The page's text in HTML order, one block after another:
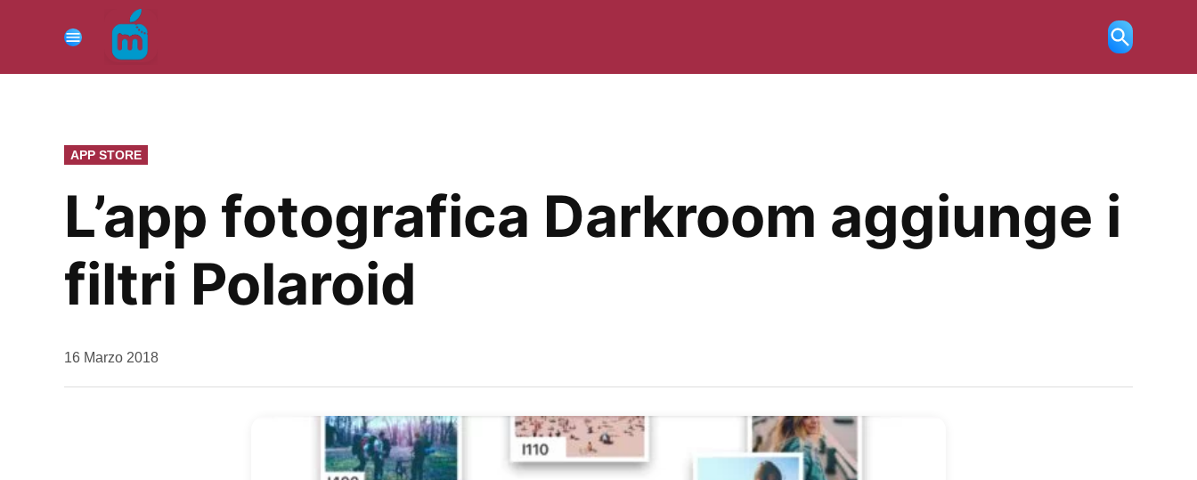
contenuto
Menu
Ricerca
aperta
PUBBLICATO
IN
APP STORE
L’app fotografica Darkroom aggiunge i
filtri Polaroid
da
16 Marzo 2018